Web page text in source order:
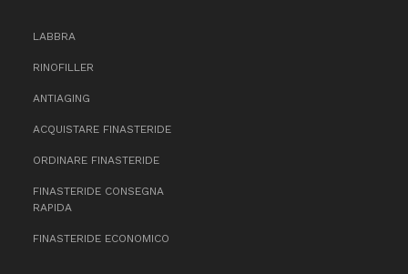
LABBRA
RINOFILLER
ANTIAGING
ACQUISTARE FINASTERIDE
ORDINARE FINASTERIDE
FINASTERIDE CONSEGNA
RAPIDA
FINASTERIDE ECONOMICO